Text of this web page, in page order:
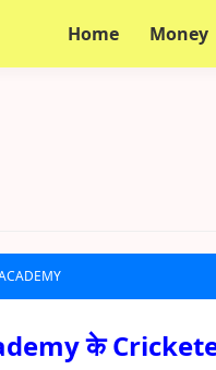
Home Money
के